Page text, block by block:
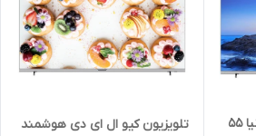
تلویزیون 4K هوشمند سونیا 55
تلویزیون کیو ال ای دی هوشمند